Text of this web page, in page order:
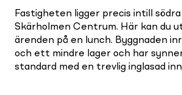
Fastigheten ligger precis intill
Skärholmen Centrum. Här kan du
ärenden på en lunch. Byggnaden
och ett mindre lager och har
standard med en trevlig inglasad